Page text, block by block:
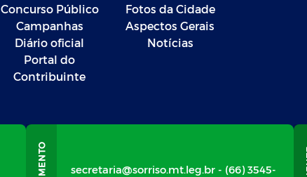
Concurso Público
Campanhas
Diário oficial
Portal do
Contribuinte
Fotos da Cidade
Aspectos Gerais
Notícias
secretaria@sorriso.mt.leg.br - (66) 3545-